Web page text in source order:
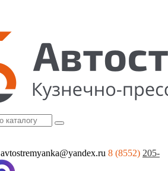
avtostremyanka@yandex.ru 8 (8552) 205-